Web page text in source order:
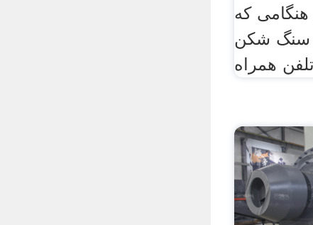
تن در هنگامی که
سنگ شکن
همراه